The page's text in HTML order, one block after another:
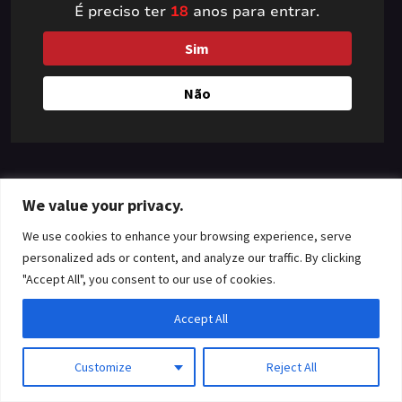
We value your privacy.
We use cookies to enhance your browsing experience, serve
personalized ads or content, and analyze our traffic. By clicking
"Accept All", you consent to our use of cookies.
Customize Reject All
Accept All
something amazing
— check back soon!
É preciso ter 18 anos para entrar.
Sim
Não